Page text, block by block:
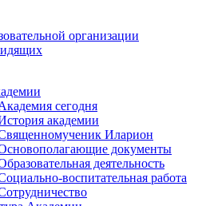
организации
сегодня
академии
Иларион
документы
деятельность
воспитательная работа